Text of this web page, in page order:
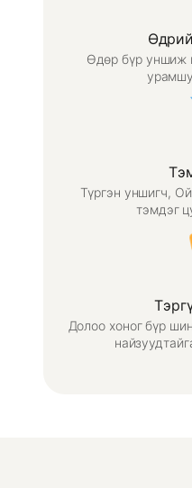
Өдөр бүр уншиж
Түргэн уншигч,
тэмдэг
Долоо хоног бүр